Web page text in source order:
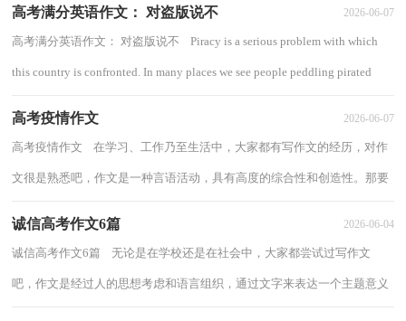
高考满分英语作文： 对盗版说不 2026-06-07
高考满分英语作文： 对盗版说不 Piracy is a serious problem with which
this country is confronted. In many places we see people peddling pirated
高考疫情作文 2026-06-07
高考疫情作文 在学习、工作乃至生活中，大家都有写作文的经历，对作
文很是熟悉吧，作文是一种言语活动，具有高度的综合性和创造性。那要
诚信高考作文6篇 2026-06-04
诚信高考作文6篇 无论是在学校还是在社会中，大家都尝试过写作文
吧，作文是经过人的思想考虑和语言组织，通过文字来表达一个主题意义